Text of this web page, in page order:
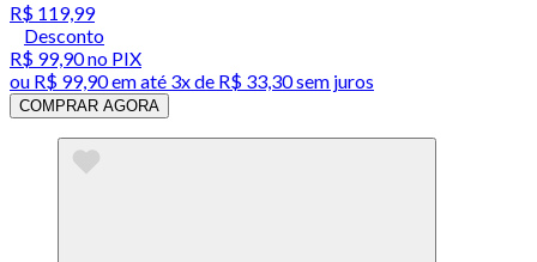
R$ 119,99
Desconto
R$ 99,90no PIX
ou R$ 99,90em até 3x de R$ 33,30 sem juros
COMPRAR AGORA